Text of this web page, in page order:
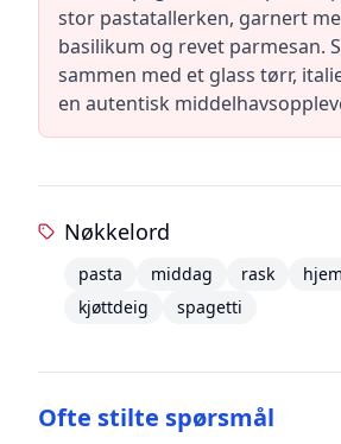
stor pastatallerken, garnert
basilikum og revet parmesan.
sammen med et glass tørr,
en autentisk
Nøkkelord
pasta middag rask
kjøttdeig
spagetti
Ofte stilte spørsmål